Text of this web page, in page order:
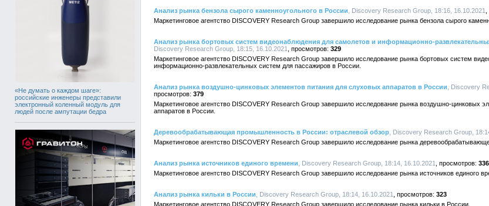
«Не думать о каждом шаге»:
российские инженеры представили
электронный коленный модуль для
людей после ампутации бедра
Анализ рынка бензола сырого каменноугольного в России , Discovery Research Group, 18:16, 16.10.2021
Маркетинговое агентство DISCOVERY Research Group завершило исследование рынка бензола сырого
Анализ рынка бортовых систем видеонаблюдения для самолетов и информационно-
Discovery Research Group, 18:15, 16.10.2021
329
Маркетинговое агентство DISCOVERY Research Group завершило исследование рынка бортовых систем
информационно-развлекательных систем для пассажиров в России.
Анализ рынка воздушно-цинковых элементов питания для слуховых аппаратов в России , Discovery
379
Маркетинговое агентство DISCOVERY Research Group завершило исследование рынка воздушно-цинковых
аппаратов в России.
Деревообрабатывающая промышленность в России: отраслевой обзор , Discovery Research Group,
Маркетинговое агентство DISCOVERY Research Group завершило исследование рынка
Анализ рынка источников единого времени , Discovery Research Group, 18:14, 16.10.2021
336
Маркетинговое агентство DISCOVERY Research Group завершило исследование рынка источников единого
Анализ рынка кильки в России , Discovery Research Group, 18:14, 16.10.2021
323
Маркетинговое агентство DISCOVERY Research Group завершило исследование рынка кильки в России.